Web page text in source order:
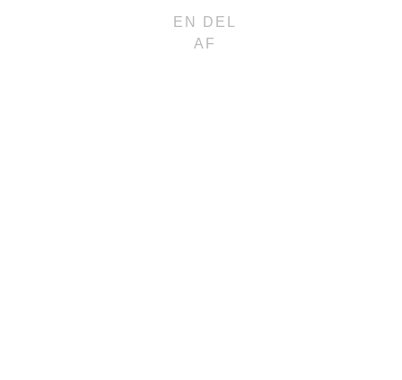
EN DEL
AF